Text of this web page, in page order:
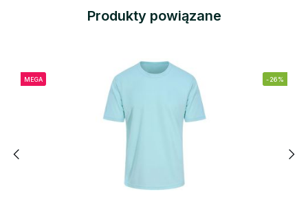
Produkty powiązane
MEGA -26%